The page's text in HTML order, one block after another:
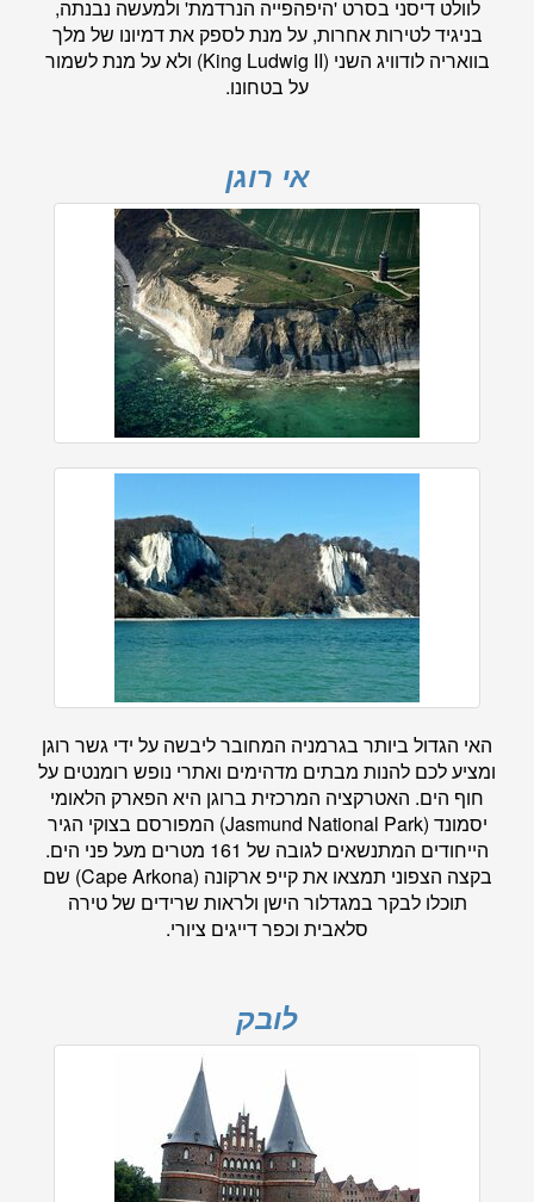
לוולט דיסני בסרט 'היפהפייה הנרדמת' ולמעשה נבנתה,
בניגיד לטירות אחרות, על מנת לספק את דמיונו של מלך
בוואריה לודוויג השני (King Ludwig II) ולא על מנת לשמור
על בטחונו.
אי רוגן
האי הגדול ביותר בגרמניה המחובר ליבשה על ידי גשר רוגן
ומציע לכם להנות מבתים מדהימים ואתרי נופש רומנטים על
חוף הים. האטרקציה המרכזית ברוגן היא הפארק הלאומי
יסמונד (Jasmund National Park) המפורסם בצוקי הגיר
הייחודים המתנשאים לגובה של 161 מטרים מעל פני הים.
בקצה הצפוני תמצאו את קייפ ארקונה (Cape Arkona) שם
תוכלו לבקר במגדלור הישן ולראות שרידים של טירה
סלאבית וכפר דייגים ציורי.
לובק